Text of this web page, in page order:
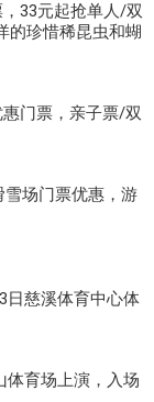
33元起抢单人/双
的珍惜稀昆虫和蝴
门票，亲子票/双
雪场门票优惠，游
日慈溪体育中心体
体育场上演，入场